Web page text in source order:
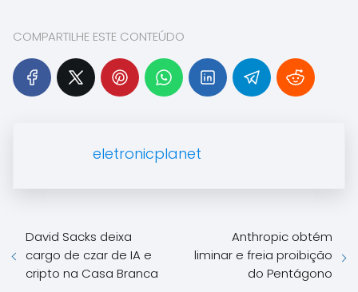
COMPARTILHE ESTE CONTEÚDO
eletronicplanet
David Sacks deixa
cargo de czar de IA e
cripto na Casa Branca
Anthropic obtém
liminar e freia proibição
do Pentágono